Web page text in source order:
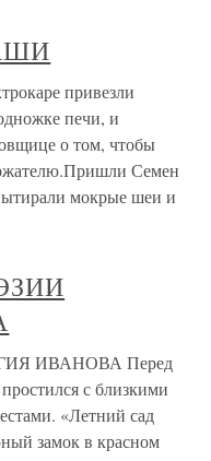
привезли
печи, и
о том, чтобы
Семен
мокрые шеи и
ИВАНОВА Перед
с близкими
«Летний сад
замок в красном